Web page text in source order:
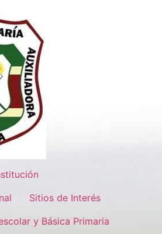
Sitios de Interés
y Básica Primaria